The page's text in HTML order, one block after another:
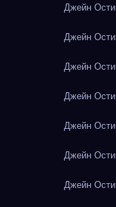
Джейн
Джейн
Джейн
Джейн
Джейн
Джейн
Джейн